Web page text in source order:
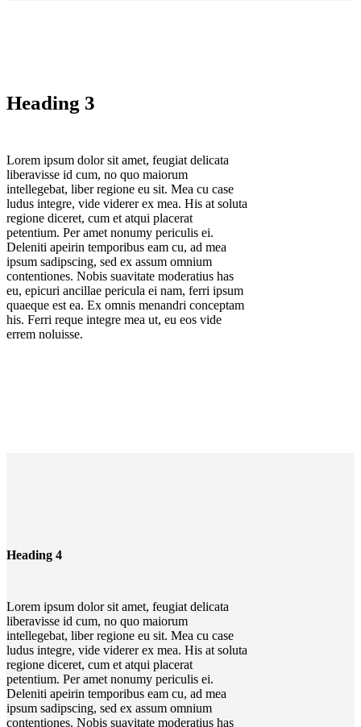
Heading 3
Lorem ipsum dolor sit amet, feugiat delicata
liberavisse id cum, no quo maiorum
intellegebat, liber regione eu sit. Mea cu case
ludus integre, vide viderer ex mea. His at soluta
regione diceret, cum et atqui placerat
petentium. Per amet nonumy periculis ei.
Deleniti apeirin temporibus eam cu, ad mea
ipsum sadipscing, sed ex assum omnium
contentiones. Nobis suavitate moderatius has
eu, epicuri ancillae pericula ei nam, ferri ipsum
quaeque est ea. Ex omnis menandri conceptam
his. Ferri reque integre mea ut, eu eos vide
errem noluisse.
Heading 4
Lorem ipsum dolor sit amet, feugiat delicata
liberavisse id cum, no quo maiorum
intellegebat, liber regione eu sit. Mea cu case
ludus integre, vide viderer ex mea. His at soluta
regione diceret, cum et atqui placerat
petentium. Per amet nonumy periculis ei.
Deleniti apeirin temporibus eam cu, ad mea
ipsum sadipscing, sed ex assum omnium
contentiones. Nobis suavitate moderatius has